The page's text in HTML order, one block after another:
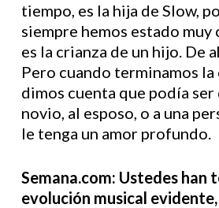
tiempo, es la hija de Slow,
siempre hemos estado muy
es la crianza de un hijo. De
Pero cuando terminamos la
dimos cuenta que podía
novio, al esposo, o a una
le tenga un amor profundo.
Semana.com: Ustedes han
evolución musical evidente,